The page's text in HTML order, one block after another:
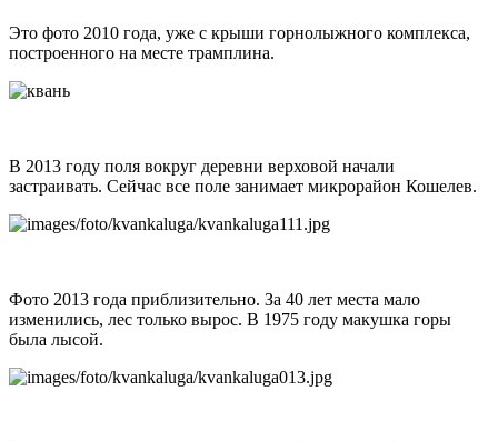
Это фото 2010 года, уже с крыши горнолыжного комплекса,
построенного на месте трамплина.
В 2013 году поля вокруг деревни верховой начали
застраивать. Сейчас все поле занимает микрорайон Кошелев.
Фото 2013 года приблизительно. За 40 лет места мало
изменились, лес только вырос. В 1975 году макушка горы
была лысой.